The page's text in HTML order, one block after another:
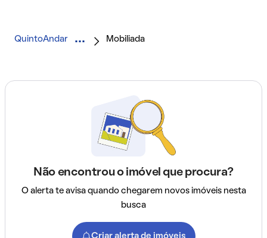
QuintoAndar Mobiliada
Não encontrou o imóvel que procura?
O alerta te avisa quando chegarem novos imóveis nesta
busca
Criar alerta de imóveis